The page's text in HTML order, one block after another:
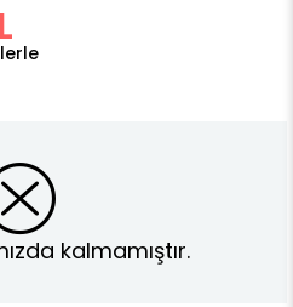
kalmamıştır.